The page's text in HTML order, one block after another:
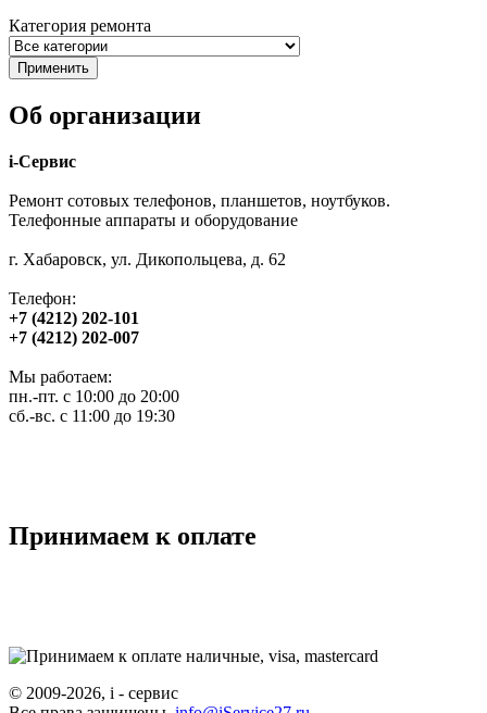
Категория ремонта
Об организации
i-Сервис
Ремонт сотовых телефонов, планшетов, ноутбуков.
Телефонные аппараты и оборудование
г. Хабаровск, ул. Дикопольцева, д. 62
Телефон:
+7 (4212) 202-101
+7 (4212) 202-007
Мы работаем:
пн.-пт. с 10:00 до 20:00
сб.-вс. с 11:00 до 19:30
Принимаем к оплате
© 2009-2026, i - сервис